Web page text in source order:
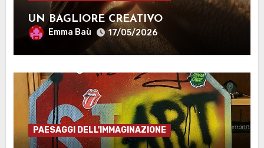
UN BAGLIORE CREATIVO
Emma Baù 17/05/2026
PAESAGGI DELL'IMMAGINAZIONE